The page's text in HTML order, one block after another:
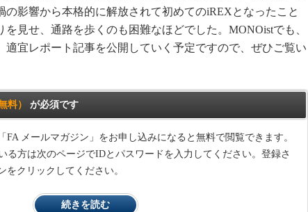
メイドインジャパン
植物工場
知財マネジメント
制御セキュリティ
新型コロナへの対応
の影響から本格的に解放されて初めてのiREXとなったこと
見せ、通路を歩くのも困難なほどでした。MONOistでも、
適宜レポート記事を公開していく予定ですので、ぜひご覧い
料） が必須です
FA メールマガジン」をお申し込みになると無料で閲覧できます。
る方は次のページでIDとパスワードを入力してください。登録さ
クリックしてください。
続きを読む